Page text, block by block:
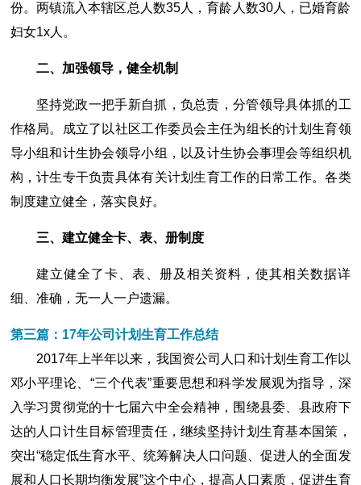
份。两镇流入本辖区总人数35人，育龄人数30人，已婚育龄
妇女1x人。
二、加强领导，健全机制
坚持党政一把手新自抓，负总责，分管领导具体抓的工
作格局。成立了以社区工作委员会主任为组长的计划生育领
导小组和计生协会领导小组，以及计生协会事理会等组织机
构，计生专干负责具体有关计划生育工作的日常工作。各类
制度建立健全，落实良好。
三、建立健全卡、表、册制度
建立健全了卡、表、册及相关资料，使其相关数据详
细、准确，无一人一户遗漏。
第三篇：17年公司计划生育工作总结
2017年上半年以来，我国资公司人口和计划生育工作以
邓小平理论、“三个代表”重要思想和科学发展观为指导，深
入学习贯彻党的十七届六中全会精神，围绕县委、县政府下
达的人口计生目标管理责任，继续坚持计划生育基本国策，
突出“稳定低生育水平、统筹解决人口问题、促进人的全面发
展和人口长期均衡发展”这个中心，提高人口素质，促进生育